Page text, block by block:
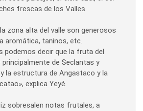
frescas de los Valles
zona alta del valle son generosos
aromática, taninos, etc.
podemos decir que la fruta del
principalmente de Seclantas y
la estructura de Angastaco y la
explica Yeyé.
sobresalen notas frutales, a